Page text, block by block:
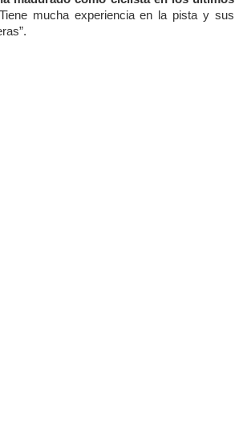
mucha experiencia en la pista y sus